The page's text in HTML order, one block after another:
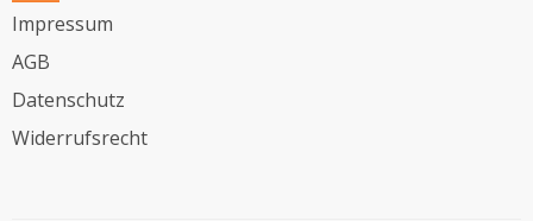
Impressum
AGB
Datenschutz
Widerrufsrecht